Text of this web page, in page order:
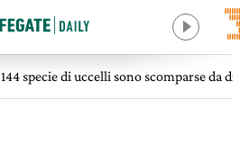
144 specie di uccelli sono scomparse da